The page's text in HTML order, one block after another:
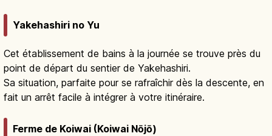
Yakehashiri no Yu
Cet établissement de bains à la journée se trouve près du
point de départ du sentier de Yakehashiri.
Sa situation, parfaite pour se rafraîchir dès la descente, en
fait un arrêt facile à intégrer à votre itinéraire.
Ferme de Koiwai (Koiwai Nōjō)